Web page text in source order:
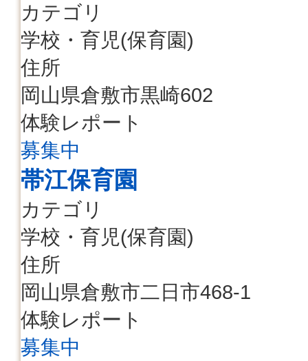
カテゴリ
学校・育児(保育園)
住所
岡山県倉敷市黒崎602
体験レポート
募集中
帯江保育園
カテゴリ
学校・育児(保育園)
住所
岡山県倉敷市二日市468-1
体験レポート
募集中